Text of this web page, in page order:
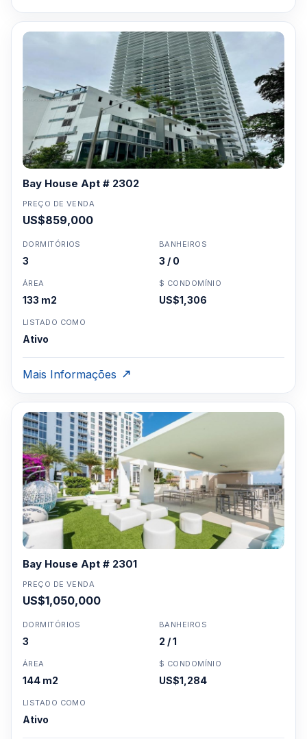
Bay House Apt # 2302
PREÇO DE VENDA
US$859,000
DORMITÓRIOS
3
BANHEIROS
3 / 0
ÁREA
133 m2
$ CONDOMÍNIO
US$1,306
LISTADO COMO
Ativo
Mais Informações
Bay House Apt # 2301
PREÇO DE VENDA
US$1,050,000
DORMITÓRIOS
3
BANHEIROS
2 / 1
ÁREA
144 m2
$ CONDOMÍNIO
US$1,284
LISTADO COMO
Ativo